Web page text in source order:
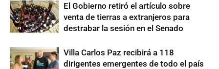
El Gobierno retiró el artículo sobre
venta de tierras a extranjeros para
destrabar la sesión en el Senado
Villa Carlos Paz recibirá a 118
dirigentes emergentes de todo el país